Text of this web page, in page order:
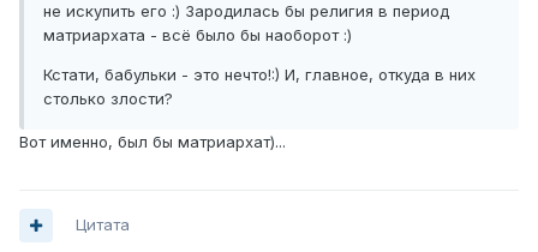
не искупить его :) Зародилась бы религия в период
матриархата - всё было бы наоборот :)
Кстати, бабульки - это нечто!:) И, главное, откуда в них
столько злости?
Вот именно, был бы матриархат)...
Цитата